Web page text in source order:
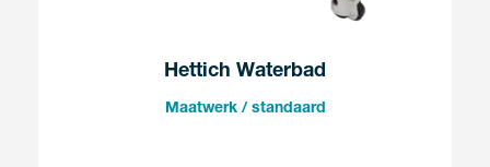
Hettich Waterbad
Maatwerk / standaard